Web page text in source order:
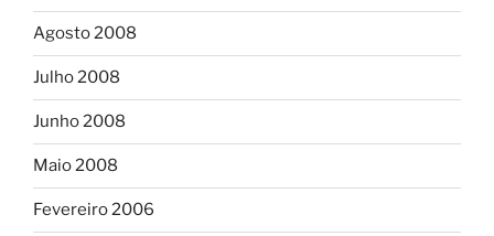
Agosto 2008
Julho 2008
Junho 2008
Maio 2008
Fevereiro 2006